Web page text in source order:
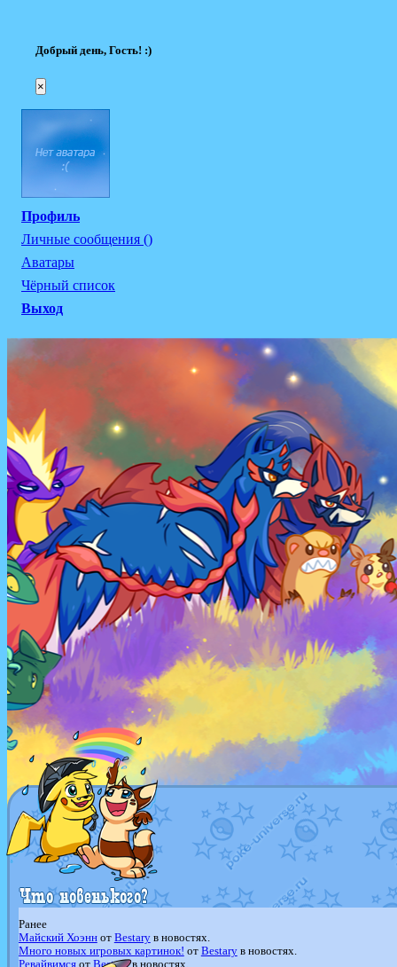
Добрый день, Гость! :)
×
Профиль
Личные сообщения ()
Аватары
Чёрный список
Выход
Ранее
Майский Хоэннот Bestaryв новостях.
Много новых игровых картинок! от Bestaryв новостях.
Ревайвимсяот Bestaryв новостях.